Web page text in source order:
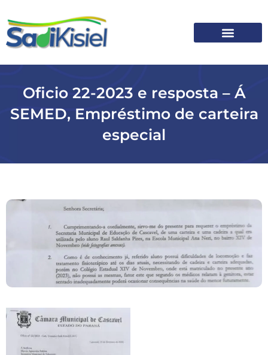
Oficio 22-2023 e resposta – Á
SEMED, Empréstimo de carteira
especial